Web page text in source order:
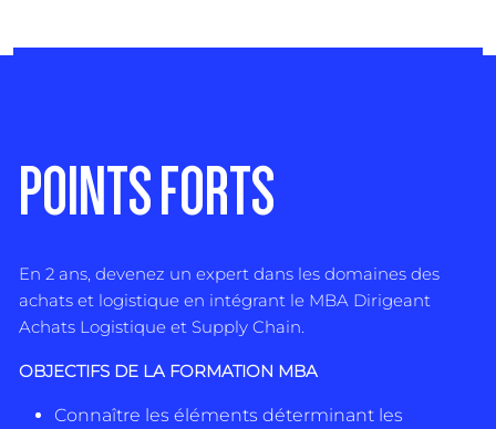
POINTS FORTS
En 2 ans, devenez un expert dans les domaines des
achats et logistique en intégrant le MBA Dirigeant
Achats Logistique et Supply Chain.
OBJECTIFS DE LA FORMATION MBA
Connaître les éléments déterminant les